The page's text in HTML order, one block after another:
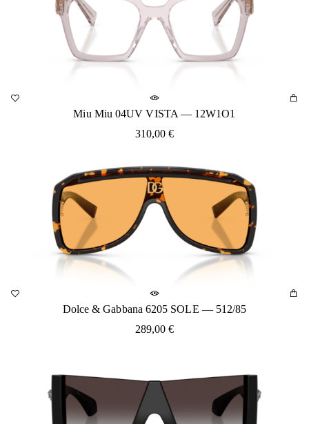
Miu Miu 04UV VISTA — 12W1O1
310,00€
Dolce & Gabbana 6205 SOLE — 512/85
289,00€